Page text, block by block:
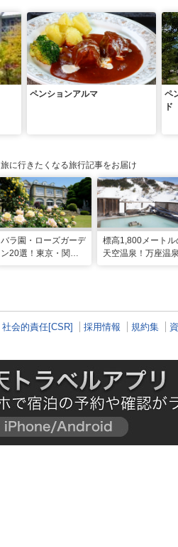
ペンションアルマ
ペ
ド
旅に行きたくなる旅行記事をお届け
バラ園・ローズガーデ
ン20選！東京・関東
標高1,800メートル
天空温泉！万座温
社会的責任[CSR] 採用情報 規約集